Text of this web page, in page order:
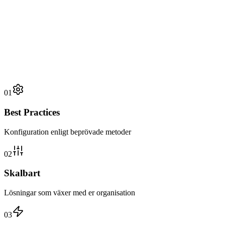
01
Best Practices
Konfiguration enligt beprövade metoder
02
Skalbart
Lösningar som växer med er organisation
03